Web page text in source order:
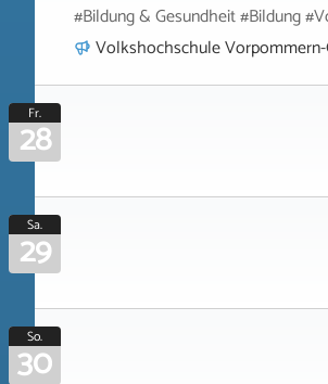
#Bildung & Gesundheit #Bildung
Volkshochschule Vorpommern-
Fr.
28
Sa.
29
So.
30